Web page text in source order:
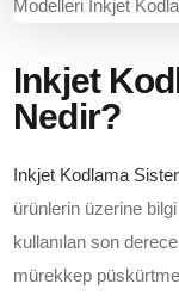
Inkjet
Nedir?
Inkjet Kodlama
ürünlerin üzerine
kullanılan son
mürekkep